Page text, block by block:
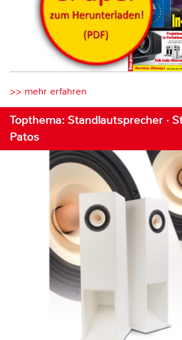
>> mehr erfahren
Topthema: Standlautsprecher ·
Patos